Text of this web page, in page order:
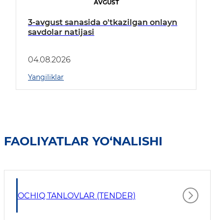
AVGUST
3-avgust sanasida o'tkazilgan onlayn
savdolar natijasi
04.08.2026
Yangiliklar
FAOLIYATLAR YO‘NALISHI
OCHIQ TANLOVLAR (TENDER)